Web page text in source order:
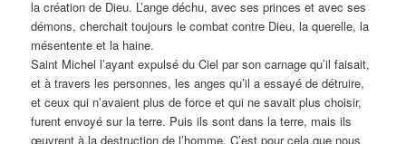
la création de Dieu. L’ange déchu, avec ses princes et avec ses
démons, cherchait toujours le combat contre Dieu, la querelle, la
mésentente et la haine.
Saint Michel l’ayant expulsé du Ciel par son carnage qu’il faisait,
et à travers les personnes, les anges qu’il a essayé de détruire,
et ceux qui n’avaient plus de force et qui ne savait plus choisir,
furent envoyé sur la terre. Puis ils sont dans la terre, mais ils
œuvrent à la destruction de l’homme. C’est pour cela que nous